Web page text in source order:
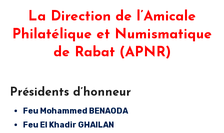
La Direction de l’Amicale
Philatélique et Numismatique
de Rabat (APNR)
Présidents d’honneur
Feu Mohammed BENAODA
Feu El Khadir GHAILAN